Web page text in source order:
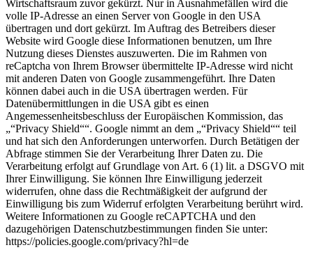
Wirtschaftsraum zuvor gekürzt. Nur in Ausnahmefällen wird die
volle IP-Adresse an einen Server von Google in den USA
übertragen und dort gekürzt. Im Auftrag des Betreibers dieser
Website wird Google diese Informationen benutzen, um Ihre
Nutzung dieses Dienstes auszuwerten. Die im Rahmen von
reCaptcha von Ihrem Browser übermittelte IP-Adresse wird nicht
mit anderen Daten von Google zusammengeführt. Ihre Daten
können dabei auch in die USA übertragen werden. Für
Datenübermittlungen in die USA gibt es einen
Angemessenheitsbeschluss der Europäischen Kommission, das
„“Privacy Shield““. Google nimmt an dem „“Privacy Shield““ teil
und hat sich den Anforderungen unterworfen. Durch Betätigen der
Abfrage stimmen Sie der Verarbeitung Ihrer Daten zu. Die
Verarbeitung erfolgt auf Grundlage von Art. 6 (1) lit. a DSGVO mit
Ihrer Einwilligung. Sie können Ihre Einwilligung jederzeit
widerrufen, ohne dass die Rechtmäßigkeit der aufgrund der
Einwilligung bis zum Widerruf erfolgten Verarbeitung berührt wird.
Weitere Informationen zu Google reCAPTCHA und den
dazugehörigen Datenschutzbestimmungen finden Sie unter:
https://policies.google.com/privacy?hl=de